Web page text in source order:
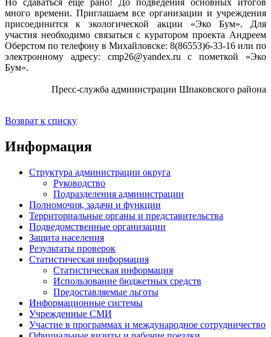
Но сдаваться ещё рано! До подведения основных итогов
много времени. Приглашаем все организации и учреждения
присоединится к экологической акции «Эко Бум». Для
участия необходимо связаться с куратором проекта Андреем
Оберстом по телефону в Михайловске: 8(86553)6-33-16 или по
электронному адресу: cmp26@yandex.ru с пометкой «Эко
Бум».
Пресс-служба администрации Шпаковского района
Возврат к списку
Информация
Структура администрации округа
Руководство
Подразделения администрации
Полномочия, задачи и функции
Территориальные органы и представительства
Подведомственные организации
Защита населения
Результаты проверок
Статистическая информация
Статистическая информация
Использование бюджетных средств
Предоставляемые льготы
Информационные системы
Учрежденные СМИ
Участие в программах и международное сотрудничество